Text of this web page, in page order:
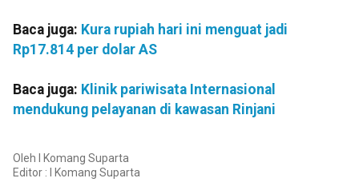
Baca juga: Kura rupiah hari ini menguat jadi
Rp17.814 per dolar AS
Baca juga: Klinik pariwisata Internasional
mendukung pelayanan di kawasan Rinjani
Oleh
I Komang Suparta
Editor :
I Komang Suparta